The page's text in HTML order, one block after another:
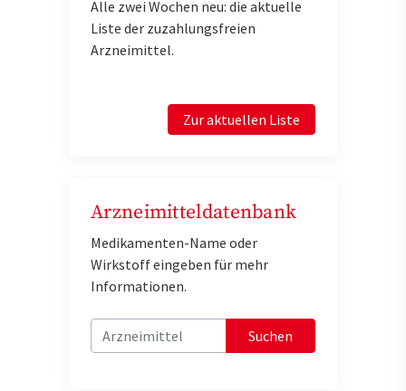
Alle zwei Wochen neu: die aktuelle
Liste der zuzahlungsfreien
Arzneimittel.
Zur aktuellen Liste
Arzneimitteldatenbank
Medikamenten-Name oder
Wirkstoff eingeben für mehr
Informationen.
Suchen